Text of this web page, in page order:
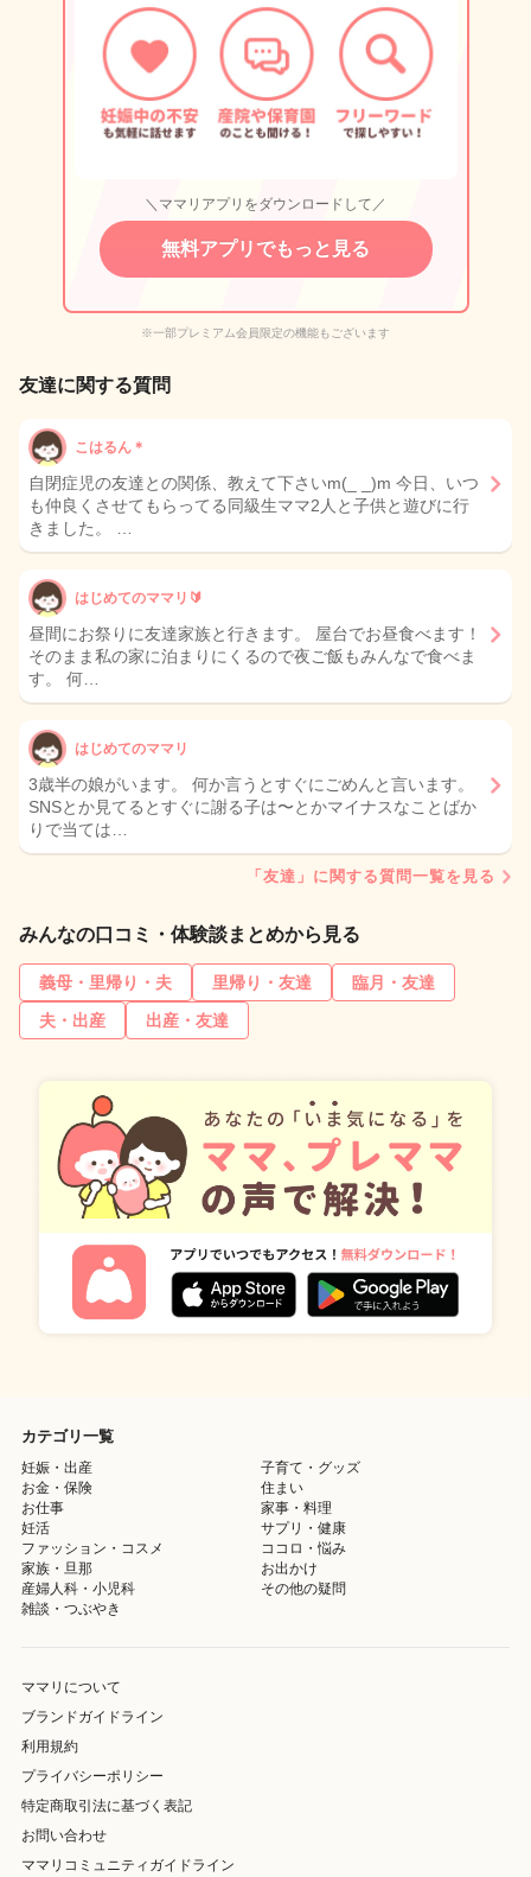
＼ママリアプリをダウンロードして／
無料アプリでもっと見る
※一部プレミアム会員限定の機能もございます
友達に関する質問
こはるん＊
自閉症児の友達との関係、教えて下さいm(_ _)m 今日、いつ
も仲良くさせてもらってる同級生ママ2人と子供と遊びに行
きました。 …
はじめてのママリ🔰
昼間にお祭りに友達家族と行きます。 屋台でお昼食べます！
そのまま私の家に泊まりにくるので夜ご飯もみんなで食べま
す。 何…
はじめてのママリ
3歳半の娘がいます。 何か言うとすぐにごめんと言います。
SNSとか見てるとすぐに謝る子は〜とかマイナスなことばか
りで当ては…
「友達」に関する質問一覧を見る
みんなの口コミ・体験談まとめから見る
義母・里帰り・夫 里帰り・友達
臨月・友達
夫・出産
出産・友達
カテゴリ一覧
妊娠・出産
子育て・グッズ
お金・保険
住まい
お仕事
家事・料理
妊活
サプリ・健康
ファッション・コスメ
ココロ・悩み
家族・旦那
お出かけ
産婦人科・小児科
その他の疑問
雑談・つぶやき
ママリについて
ブランドガイドライン
利用規約
プライバシーポリシー
特定商取引法に基づく表記
お問い合わせ
ママリコミュニティガイドライン